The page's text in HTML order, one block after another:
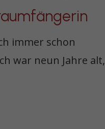
immer schon
war neun Jahre alt,